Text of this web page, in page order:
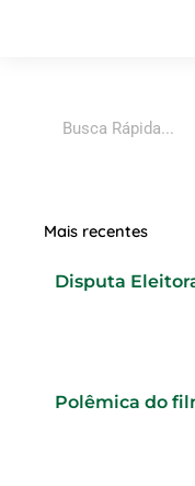
Mais recentes
Disputa
Polêmica do